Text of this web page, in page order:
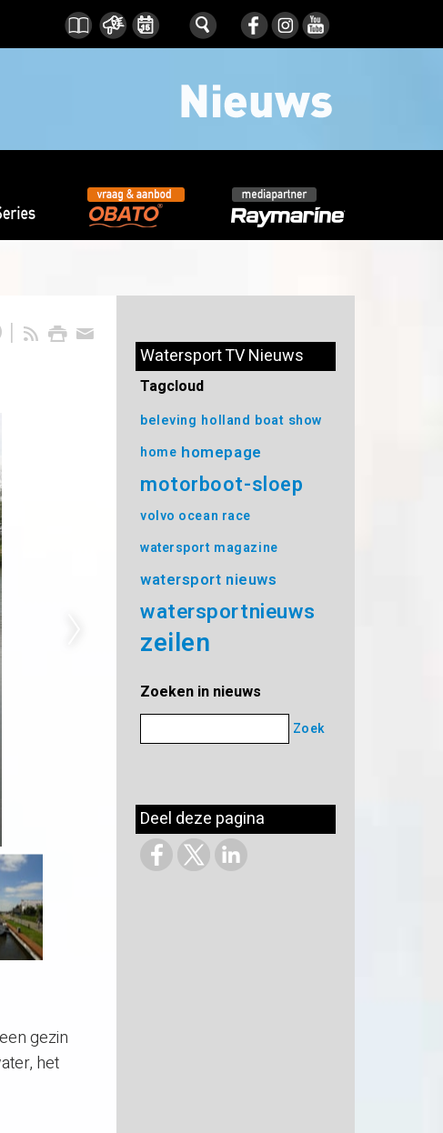
gezin
het
Watersport TV Nieuws
Tagcloud
beleving holland boat show
home homepage
motorboot-sloep
volvo ocean race
watersport magazine
watersport nieuws
watersportnieuws
zeilen
Zoeken in nieuws
Zoek
Deel deze pagina